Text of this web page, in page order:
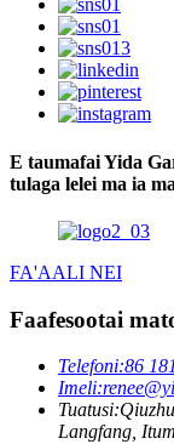
E taumafai Yida
tulaga lelei ma ia
FA'AALI NEI
Faafesootai
Telefoni:86
Imeli:
Tuatusi:
Langfang,